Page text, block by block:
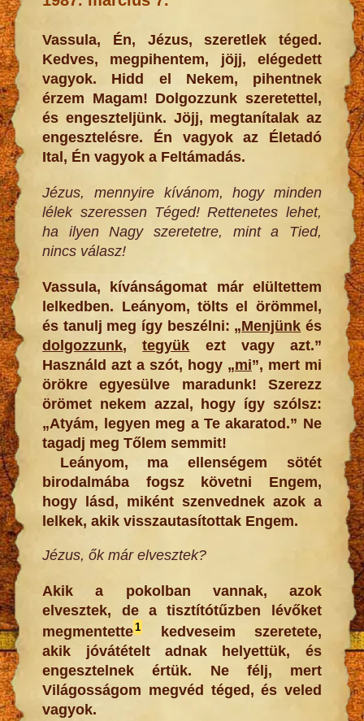
Vassula, Én, Jézus, szeretlek téged.
Kedves, megpihentem, jöjj, elégedett
vagyok. Hidd el Nekem, pihentnek
érzem Magam! Dolgozzunk szeretettel,
és engeszteljünk. Jöjj, megtanítalak az
engesztelésre. Én vagyok az Életadó
Ital, Én vagyok a Feltámadás.
Jézus, mennyire kívánom, hogy minden
lélek szeressen Téged! Rettenetes lehet,
ha ilyen Nagy szeretetre, mint a Tied,
nincs válasz!
Vassula, kívánságomat már elültettem
lelkedben. Leányom, tölts el örömmel,
és tanulj meg így beszélni: „Menjünk és
dolgozzunk,tegyük ezt vagy azt.”
Használd azt a szót, hogy „mi”, mert mi
örökre egyesülve maradunk! Szerezz
örömet nekem azzal, hogy így szólsz:
„Atyám, legyen meg a Te akaratod.” Ne
tagadj meg Tőlem semmit!
Leányom, ma ellenségem sötét
birodalmába fogsz követni Engem,
hogy lásd, miként szenvednek azok a
lelkek, akik visszautasítottak Engem.
Jézus, ők már elvesztek?
Akik a pokolban vannak, azok
elvesztek, de a tisztítótűzben lévőket
megmentette1
kedveseim szeretete,
akik jóvátételt adnak helyettük, és
engesztelnek értük. Ne félj, mert
Világosságom megvéd téged, és veled
vagyok.